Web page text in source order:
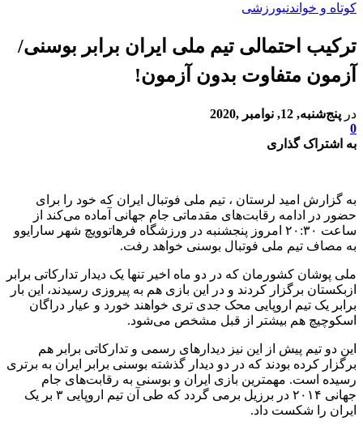
کوتاه و خواندنیورزشی
ترکیب احتمالی تیم ملی ایران برابر بوسنی/
آزمون متفاوت بدون آزمون!
در پنج‌شنبه, 12, نوامبر ,2020
0
به اشتراک گذاری
به گزارش امید لرستان ، تیم ملی فوتبال ایران که خود را برای
حضور در ادامه رقابت‌های مقدماتی جام جهانی آماده می‌کند از
ساعت ۲۰:۳۰ امروز پنجشنبه در ورزشگاه فرهاتوویچ شهر سارایوو
به مصاف تیم ملی فوتبال بوسنی خواهد رفت.
ملی پوشان کشورمان که در دو ماه اخیر تنها یک دیدار تدارکاتی برابر
ازبکستان برگزار کردند و در این بازی هم به پیروزی رسیدند، این بار
برابر یک تیم اروپایی محک جدی تری خواهند خورد و عیار دراگان
اسکوچیچ هم بیشتر از قبل مشخص می‌شود.
این دو تیم پیش از این نیز دیدارهای رسمی و تدارکاتی برابر هم
برگزار کرده بودند که در دو دیدار گذشته بوسنی برابر ایران به برتری
رسیده است. مهمترین بازی ایران و بوسنی به رقابت‌های جام
جهانی
در برزیل برمی گردد که طی آن تیم اروپایی ۳ بر یک
ایران را شکست داد.